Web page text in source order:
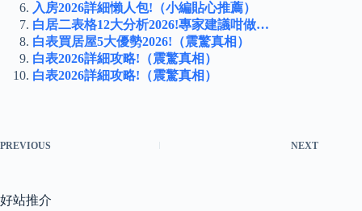
入房2026詳細懶人包!（小編貼心推薦）
白居二表格12大分析2026!專家建議咁做…
白表買居屋5大優勢2026!（震驚真相）
白表2026詳細攻略!（震驚真相）
白表2026詳細攻略!（震驚真相）
PREVIOUS NEXT
好站推介